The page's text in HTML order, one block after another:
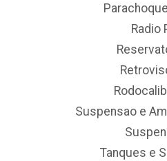
Radio
Suspensao e
Tanques e